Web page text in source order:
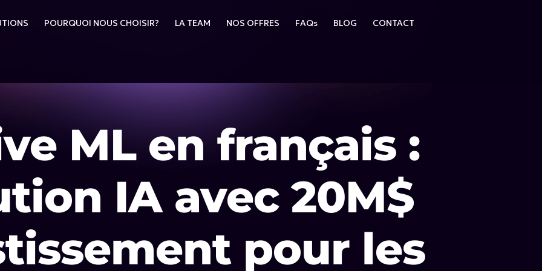
POURQUOI NOUS CHOISIR? LA TEAM NOS OFFRES FAQs BLOG CONTACT
ML en français :
IA avec 20M$
pour les